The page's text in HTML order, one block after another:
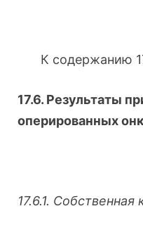
К содержанию
17.6. Результаты
оперированных
17.6.1.